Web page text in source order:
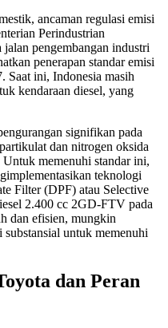
ancaman regulasi emisi
Perindustrian
pengembangan industri
penerapan standar emisi
Saat ini, Indonesia masih
kendaraan diesel, yang
signifikan pada
dan nitrogen oksida
memenuhi standar ini,
teknologi
Filter (DPF) atau Selective
2.400 cc 2GD-FTV pada
dan efisien, mungkin
untuk memenuhi
dan Peran